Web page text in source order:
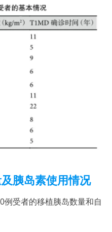
胰岛素使用情况
例受者的移植胰岛数量和自